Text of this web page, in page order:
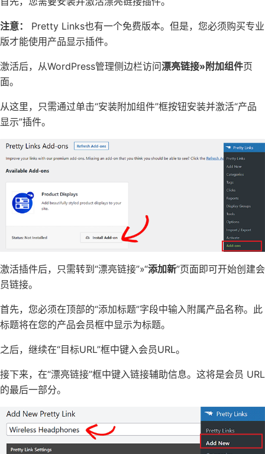
注意：
Pretty Links也有一个免费版本。但是，您必须购买专业
版才能使用产品显示插件。
激活后，从WordPress管理侧边栏访问漂亮链接»附加组件页
面。
从这里，只需通过单击“安装附加组件”框按钮安装并激活“产品
显示”插件。
激活插件后，只需转到“漂亮链接”»“添加新”页面即可开始创建会
员链接。
首先，您必须在顶部的“添加标题”字段中输入附属产品名称。此
标题将在您的产品会员框中显示为标题。
之后，继续在“目标URL”框中键入会员URL。
接下来，在“漂亮链接”框中键入链接辅助信息。这将是会员 URL
的最后一部分。